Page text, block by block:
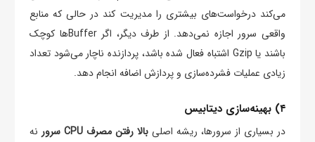
می‌کند درخواست‌های بیشتری را مدیریت کند در حالی که منابع
واقعی سرور اجازه نمی‌دهد. از طرف دیگر، اگر Bufferها کوچک
باشند یا Gzip اشتباه فعال شده باشد، پردازنده ناچار می‌شود تعداد
زیادی عملیات فشرده‌سازی و پردازش اضافه انجام دهد.
۴) بهینه‌سازی دیتابیس
در بسیاری از سرورها، ریشه اصلی بالا رفتن مصرف CPU سرور
نه